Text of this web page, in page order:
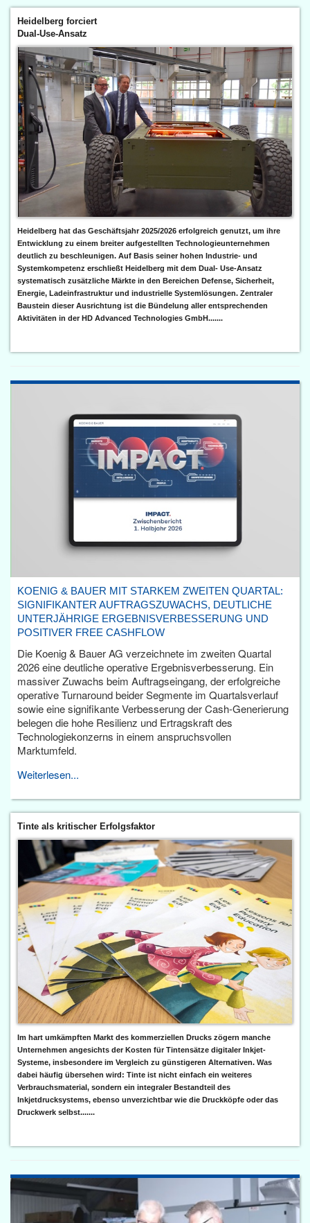
Heidelberg forciert
Dual-Use-Ansatz
Heidelberg hat das Geschäftsjahr 2025/2026 erfolgreich genutzt, um ihre
Entwicklung zu einem breiter aufgestellten Technologieunternehmen
deutlich zu beschleunigen. Auf Basis seiner hohen Industrie- und
Systemkompetenz erschließt Heidelberg mit dem Dual- Use-Ansatz
systematisch zusätzliche Märkte in den Bereichen Defense, Sicherheit,
Energie, Ladeinfrastruktur und industrielle Systemlösungen. Zentraler
Baustein dieser Ausrichtung ist die Bündelung aller entsprechenden
Aktivitäten in der HD Advanced Technologies GmbH.......
KOENIG & BAUER MIT STARKEM ZWEITEN QUARTAL:
SIGNIFIKANTER AUFTRAGSZUWACHS, DEUTLICHE
UNTERJÄHRIGE ERGEBNISVERBESSERUNG UND
POSITIVER FREE CASHFLOW
Die Koenig & Bauer AG verzeichnete im zweiten Quartal
2026 eine deutliche operative Ergebnisverbesserung. Ein
massiver Zuwachs beim Auftragseingang, der erfolgreiche
operative Turnaround beider Segmente im Quartalsverlauf
sowie eine signifikante Verbesserung der Cash-Generierung
belegen die hohe Resilienz und Ertragskraft des
Technologiekonzerns in einem anspruchsvollen
Marktumfeld.
Weiterlesen...
Tinte als kritischer Erfolgsfaktor
Im hart umkämpften Markt des kommerziellen Drucks zögern manche
Unternehmen angesichts der Kosten für Tintensätze digitaler Inkjet-
Systeme, insbesondere im Vergleich zu günstigeren Alternativen. Was
dabei häufig übersehen wird: Tinte ist nicht einfach ein weiteres
Verbrauchsmaterial, sondern ein integraler Bestandteil des
Inkjetdrucksystems, ebenso unverzichtbar wie die Druckköpfe oder das
Druckwerk selbst.......